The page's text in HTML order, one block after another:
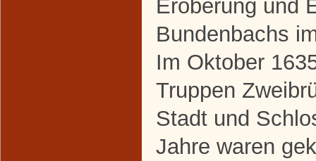
Eroberung und
Bundenbachs
Im Oktober
Truppen
Stadt und
Jahre waren